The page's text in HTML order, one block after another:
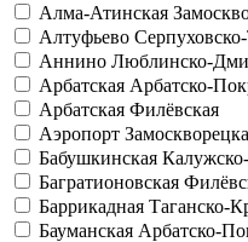
Алма-Атинская
Алтуфьево
Аннино Люблинско-
Арбатская Арбатско-
Арбатская Филёвская
Аэропорт
Бабушкинская
Багратионовская
Баррикадная Таганско-
Бауманская Арбатско-